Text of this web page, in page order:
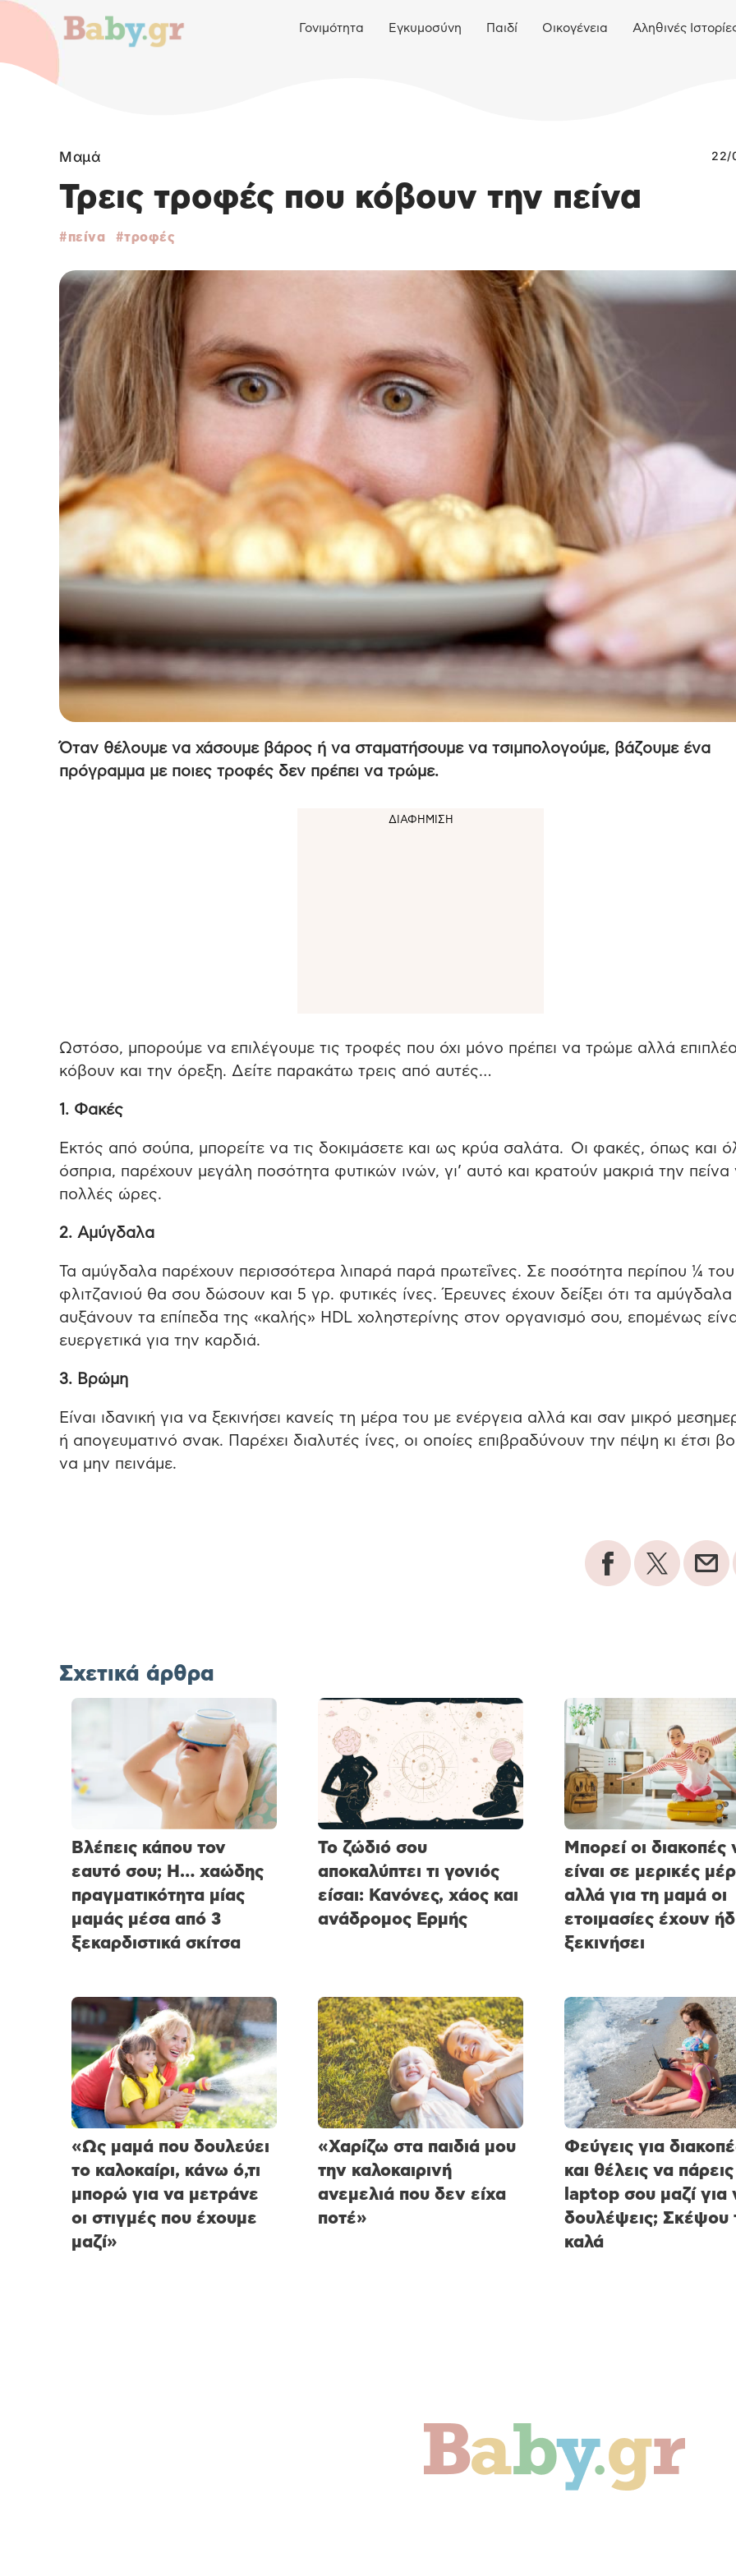
Γονιμότητα Εγκυμοσύνη Παιδί Οικογένεια Αληθινές
Μαμά 22/
Τρεις τροφές που κόβουν την πείνα
πείνα τροφές
Όταν θέλουμε να χάσουμε βάρος ή να σταματήσουμε να τσιμπολογούμε, βάζουμε ένα
πρόγραμμα με ποιες τροφές δεν πρέπει να τρώμε.
Ωστόσο, μπορούμε να επιλέγουμε τις τροφές που όχι μόνο πρέπει να τρώμε αλλά
κόβουν και την όρεξη. Δείτε παρακάτω τρεις από αυτές…
1. Φακές
Εκτός από σούπα, μπορείτε να τις δοκιμάσετε και ως κρύα σαλάτα. Οι φακές, όπως και
όσπρια, παρέχουν μεγάλη ποσότητα φυτικών ινών, γι’ αυτό και κρατούν μακριά την πείνα
πολλές ώρες.
2. Αμύγδαλα
Τα αμύγδαλα παρέχουν περισσότερα λιπαρά παρά πρωτεΐνες. Σε ποσότητα περίπου ¼ του
φλιτζανιού θα σου δώσουν και 5 γρ. φυτικές ίνες. Έρευνες έχουν δείξει ότι τα αμύγδαλα
αυξάνουν τα επίπεδα της «καλής» HDL χοληστερίνης στον οργανισμό σου, επομένως
ευεργετικά για την καρδιά.
3. Βρώμη
Είναι ιδανική για να ξεκινήσει κανείς τη μέρα του με ενέργεια αλλά και σαν μικρό
ή απογευματινό σνακ. Παρέχει διαλυτές ίνες, οι οποίες επιβραδύνουν την πέψη κι έτσι
να μην πεινάμε.
Σχετικά άρθρα
Βλέπεις κάπου τον
εαυτό σου; Η… χαώδης
πραγματικότητα μίας
μαμάς μέσα από 3
ξεκαρδιστικά σκίτσα
Το ζώδιό σου
αποκαλύπτει τι γονιός
είσαι: Κανόνες, χάος και
ανάδρομος Ερμής
Μπορεί οι διακοπές
είναι σε μερικές
αλλά για τη μαμά οι
ετοιμασίες έχουν
ξεκινήσει
«Ως μαμά που δουλεύει
το καλοκαίρι, κάνω ό,τι
μπορώ για να μετράνε
οι στιγμές που έχουμε
μαζί»
«Χαρίζω στα παιδιά μου
την καλοκαιρινή
ανεμελιά που δεν είχα
ποτέ»
Φεύγεις για
και θέλεις να
laptop σου μαζί για
δουλέψεις; Σκέψου
καλά